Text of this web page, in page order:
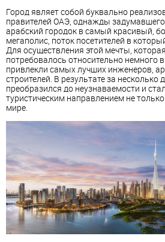
Город являет собой буквально
правителей ОАЭ, однажды
арабский городок в самый красивый,
мегаполис, поток посетителей в
Для осуществления этой мечты,
потребовалось относительно немного
привлекли самых лучших инженеров,
строителей. В результате за несколько
преобразился до неузнаваемости и
туристическим направлением не
мире.